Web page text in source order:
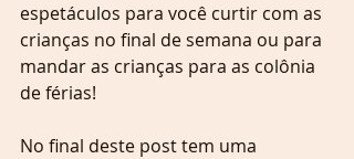
espetáculos para você curtir com as
crianças no final de semana ou para
mandar as crianças para as colônia
de férias!
No final deste post tem uma